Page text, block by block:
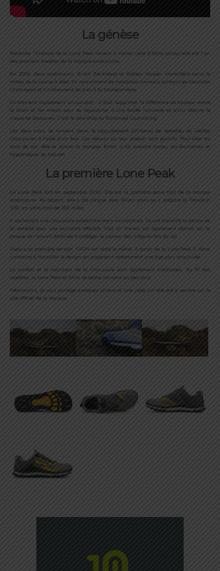
La génèse
Raconter l’histoire de la Lone Peak revient à narrer celle d’Altra puisqu’elle est l’un
des premiers modèles de la marque américaine.
En 2009, deux américains, Brian Beckstead et Golden Harper, travaillent dans le
milieu de la course à pied. Ils rencontrent de nombreux coureurs porteurs de blessures
chroniques et s’intéressent de près à la biomécanique.
Ils dressent rapidement un constat : il faut supprimer la différence de hauteur entre
le talon et les orteils pour se rapprocher d’une foulée naturelle et ainsi réduire le
risque de blessures. C’est le zéro drop ou Balanced Cushioning.
Les deux amis se lancent dans le réajustement artisanal de semelles de vieilles
chaussures à l’aide d’un four. Les retours sur leur produit sont positifs. Pour aller au
bout de son rêve et lancer la marque, Brian a dû prendre toutes ses économies et
hypothéquer sa maison.
La première Lone Peak
La Lone Peak sort en septembre 2010. Elle est la première paire trail de la marque
américaine. Au départ, elle a été conçue pour Brian alors qu’il prépare la Wasatch
100, un ultra-trail de 100 miles.
Il souhaitait une chaussure protectrice mais minimaliste. Ils ont travaillé le dessin de
la semelle pour une accroche efficace. Tout un travail est également réalisé sur la
plaque de l’amorti destinée à protéger le coureur des irrégularités du sol.
Depuis sa première version, l’ADN est resté le même. A partir de la Lone Peak 3, Altra
s’attache à travailler le design en proposant notamment une tige plus structurée.
Le confort et le maintien de la chaussure sont également améliorées. Au fil des
modèles, la Lone Peak et Altra se démocratisent un peu plus
Néanmoins, je vous partage quelques photos et une vidéo car elle est à vendre sur le
site officiel de la marque.